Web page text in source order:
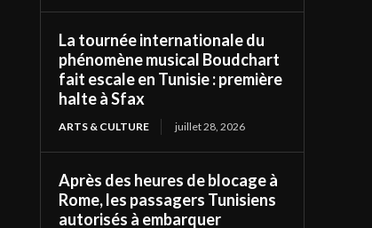
La tournée internationale du
phénomène musical Boudchart
fait escale en Tunisie : première
halte à Sfax
ARTS & CULTURE juillet 28, 2026
Après des heures de blocage à
Rome, les passagers Tunisiens
autorisés à embarquer